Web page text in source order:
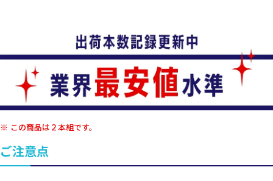
この商品は２本組です。
ご注意点